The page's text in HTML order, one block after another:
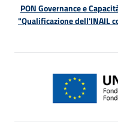
PON Governance e
"Qualificazione dell'INAIL